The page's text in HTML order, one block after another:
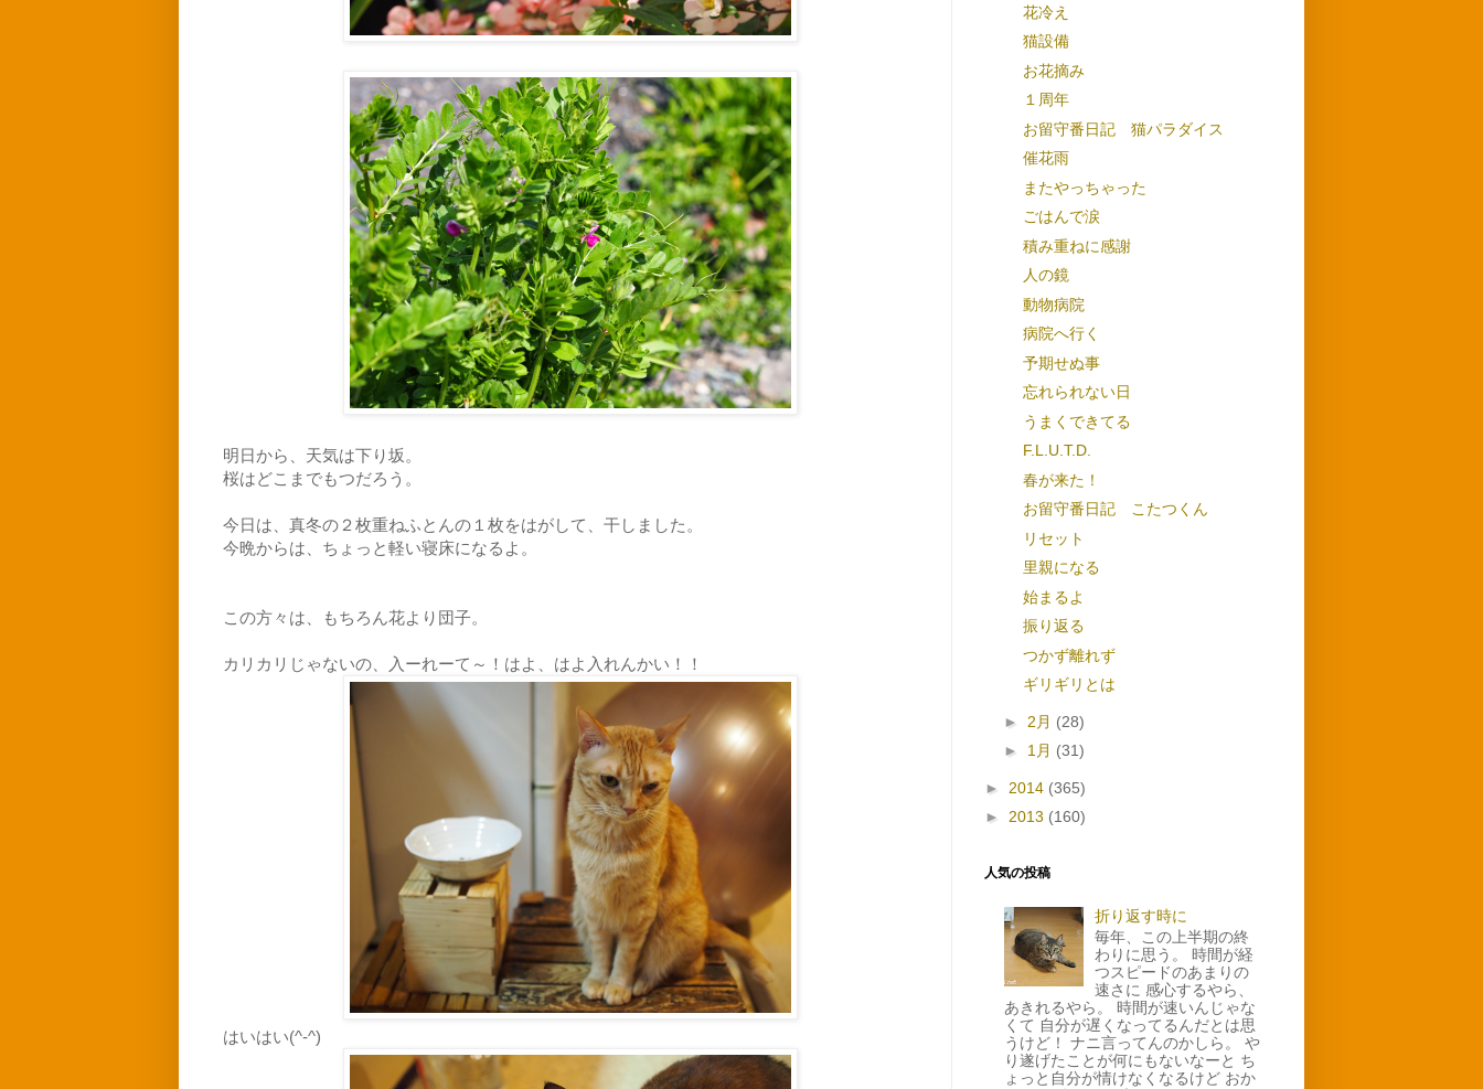
明日から、天気は下り坂。
桜はどこまでもつだろう。
今日は、真冬の２枚重ねふとんの１枚をはがして、干しました。
今晩からは、ちょっと軽い寝床になるよ。
この方々は、もちろん花より団子。
カリカリじゃないの、入ーれーて～！はよ、はよ入れんかい！！
はいはい(^-^)
花冷え
猫設備
お花摘み
１周年
お留守番日記 猫パラダイス
催花雨
またやっちゃった
ごはんで涙
積み重ねに感謝
人の鏡
動物病院
病院へ行く
予期せぬ事
忘れられない日
うまくできてる
F.L.U.T.D.
春が来た！
お留守番日記 こたつくん
リセット
里親になる
始まるよ
振り返る
つかず離れず
ギリギリとは
► 2月 (28)
► 1月 (31)
► 2014 (365)
► 2013 (160)
人気の投稿
折り返す時に
毎年、この上半期の終
わりに思う。 時間が経
つスピードのあまりの
速さに 感心するやら、
あきれるやら。 時間が速いんじゃな
くて 自分が遅くなってるんだとは思
うけど！ ナニ言ってんのかしら。 や
り遂げたことが何にもないなーと ち
ょっと自分が情けなくなるけど おか